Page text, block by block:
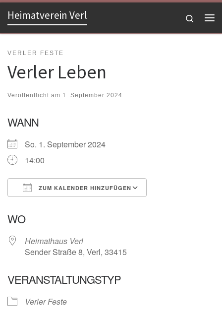
Zum Inhalt springen
Heimatverein Verl
Search
VERLER FESTE
Verler Leben
Veröffentlicht am 1. September 2024
WANN
So. 1. September 2024
14:00
ZUM KALENDER HINZUFÜGEN
WO
Heimathaus Verl
Sender Straße 8, Verl, 33415
VERANSTALTUNGSTYP
Verler Feste